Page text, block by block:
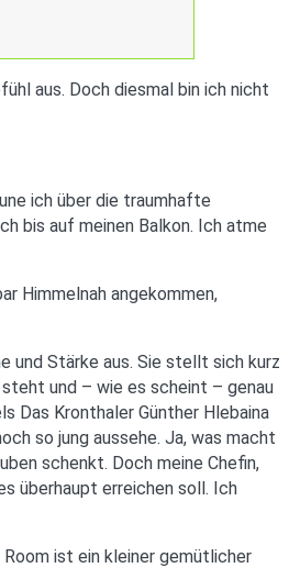
aus. Doch diesmal bin ich nicht
ich über die traumhafte
bis auf meinen Balkon. Ich atme
Himmelnah angekommen,
und Stärke aus. Sie stellt sich kurz
und – wie es scheint – genau
Das Kronthaler Günther Hlebaina
so jung aussehe. Ja, was macht
schenkt. Doch meine Chefin,
überhaupt erreichen soll. Ich
ist ein kleiner gemütlicher